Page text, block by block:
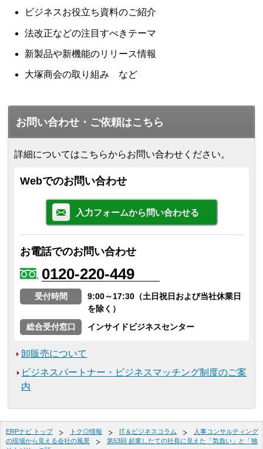
ビジネスお役立ち資料のご紹介
法改正などの注目すべきテーマ
新製品や新機能のリリース情報
大塚商会の取り組み など
お問い合わせ・ご依頼はこちら
詳細についてはこちらからお問い合わせください。
Webでのお問い合わせ
入力フォームから問い合わせる
お電話でのお問い合わせ
0120-220-449
受付時間
9:00～17:30（土日祝日および当社休業日
を除く）
総合受付窓口
インサイドビジネスセンター
卸販売について
ビジネスパートナー・ビジネスマッチング制度のご案
内
ERPナビ トップ トク◎情報 IT＆ビジネスコラム
人事コンサルティング
の現場から見える会社の風景
第53回 起業したての社長に見えた「気負い」と「独